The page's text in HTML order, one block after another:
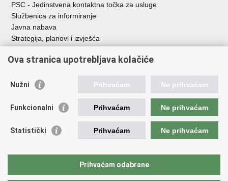
PSC - Jedinstvena kontaktna točka za usluge
Službenica za informiranje
Javna nabava
Strategija, planovi i izvješća
Vlada RH
ASOO
CARNET
Ova stranica upotrebljava kolačiće
Nužni Prihvaćam Ne prihvaćam
Funkcionalni Prihvaćam Ne prihvaćam
Statistički Prihvaćam Ne prihvaćam
Prihvaćam odabrane